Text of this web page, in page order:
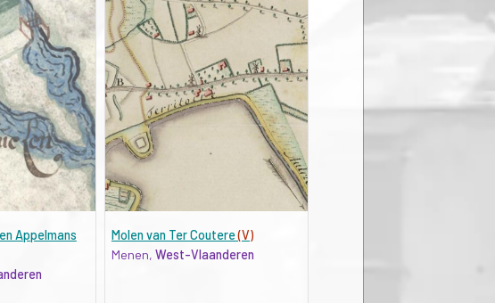
Appelmans
Molen van Ter Coutere(V)
Menen, West-Vlaanderen